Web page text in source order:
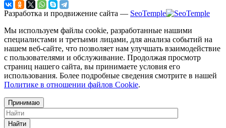
Разработка и продвижение сайта — SeoTemple
Мы используем файлы cookie, разработанные нашими
специалистами и третьими лицами, для анализа событий на
нашем веб-сайте, что позволяет нам улучшать взаимодействие
с пользователями и обслуживание. Продолжая просмотр
страниц нашего сайта, вы принимаете условия его
использования. Более подробные сведения смотрите в нашей
Политике в отношении файлов Cookie.
Принимаю
Найти